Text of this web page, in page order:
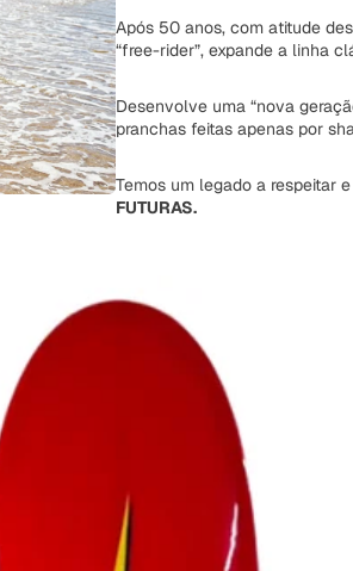
Após 50 anos, com atitude
“free-rider”, expande a linha
Desenvolve uma “nova
pranchas feitas apenas por
Temos um legado a respeitar
FUTURAS.